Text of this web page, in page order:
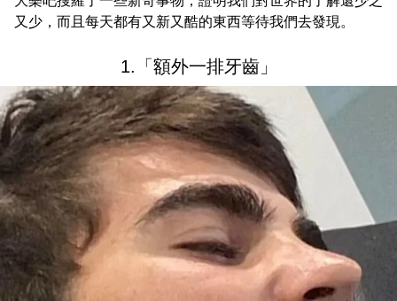
又少，而且每天都有又新又酷的東西等待我們去發現。
1.「額外一排牙齒」